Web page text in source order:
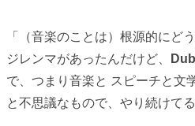
「（音楽のことは）根源的にど
ジレンマがあったんだけど、
で、つまり音楽と スピーチと文
と不思議なもので、やり続けて